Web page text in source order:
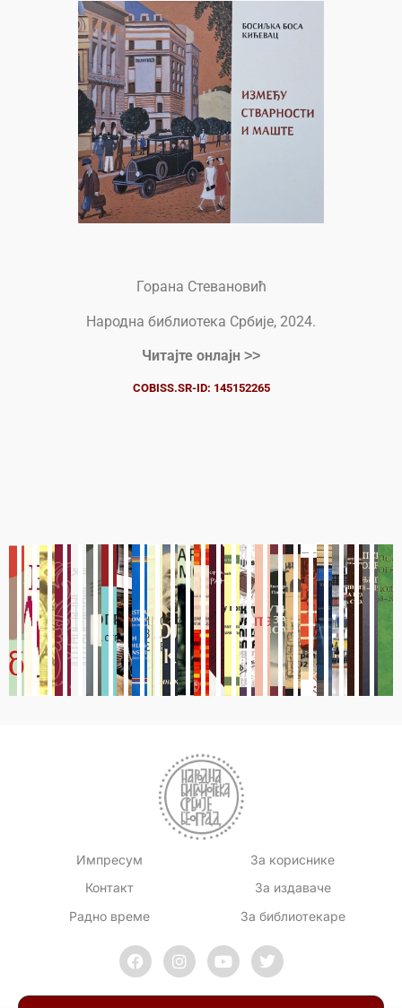
Горана Стевановић
Народна библиотека Србије, 2024.
Читајте онлајн ˃˃
COBISS.SR-ID: 145152265
Импресум
Контакт
Радно време
За кориснике
За издаваче
За библиотекаре